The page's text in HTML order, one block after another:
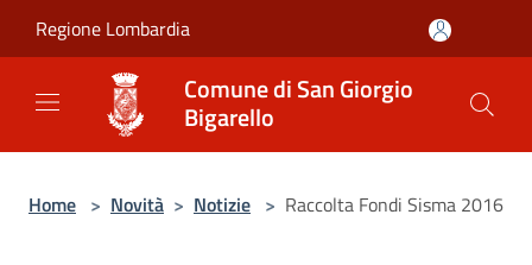
Regione Lombardia
Comune di San Giorgio
Bigarello
Home > Novità > Notizie > Raccolta Fondi Sisma 2016